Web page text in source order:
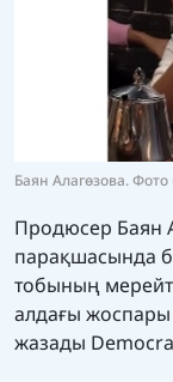
Баян Алагөзова.
Продюсер Баян
парақшасында
тобының
алдағы
жазады